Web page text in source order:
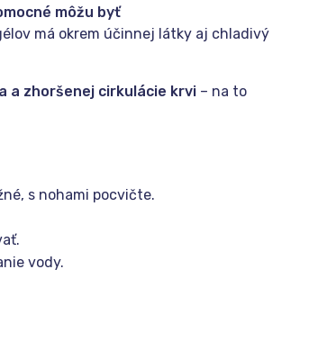
môžu byť
má okrem účinnej látky aj chladivý
a zhoršenej cirkulácie krvi – na to
s nohami pocvičte.
vody.